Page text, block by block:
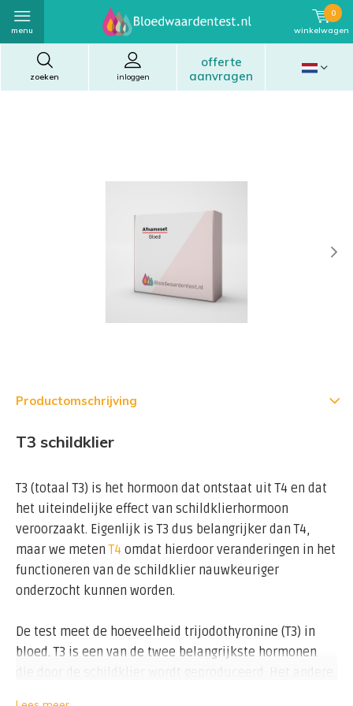
zoeken
offerte
aanvragen
inloggen
menu winkelwagen
0
Productomschrijving
T3 schildklier
T3 (totaal T3) is het hormoon dat ontstaat uit T4 en dat
het uiteindelijke effect van schildklierhormoon
veroorzaakt. Eigenlijk is T3 dus belangrijker dan T4,
maar we metenT4 omdat hierdoor veranderingen in het
functioneren van de schildklier nauwkeuriger
onderzocht kunnen worden.
De test meet de hoeveelheid trijodothyronine (T3) in
bloed. T3 is een van de twee belangrijkste hormonen